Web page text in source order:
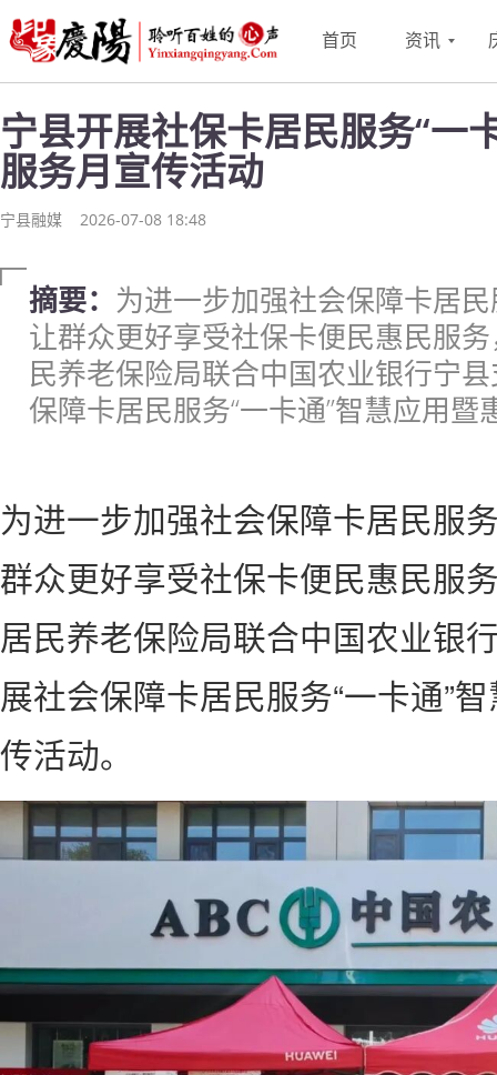
首页 资讯
宁县开展社保卡居民服务“一
服务月宣传活动
宁县融媒 2026-07-08 18:48
摘要： 为进一步加强社会保障卡居
让群众更好享受社保卡便民惠民服
民养老保险局联合中国农业银行宁
保障卡居民服务“一卡通”智慧应用
为进一步加强社会保障卡居民服
群众更好享受社保卡便民惠民服
居民养老保险局联合中国农业银
展社会保障卡居民服务“一卡通”
传活动。